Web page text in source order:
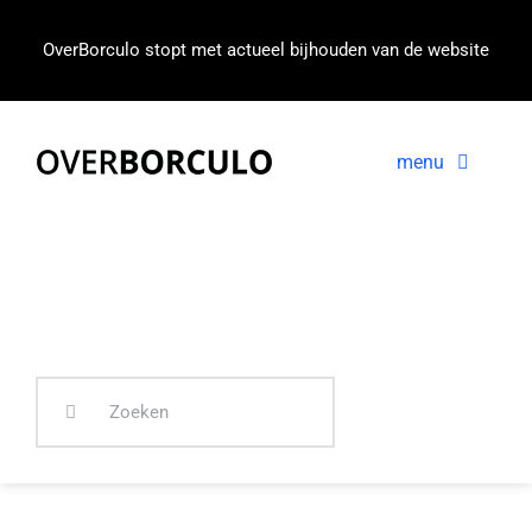
OverBorculo stopt met actueel bijhouden van de website
menu